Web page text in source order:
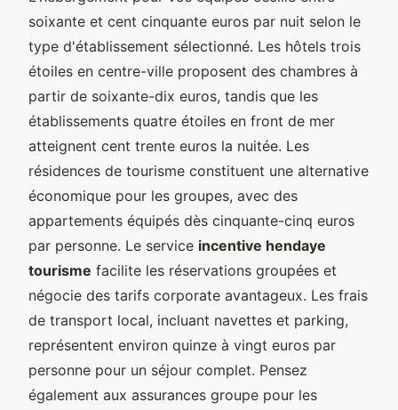
soixante et cent cinquante euros par nuit selon le
type d'établissement sélectionné. Les hôtels trois
étoiles en centre-ville proposent des chambres à
partir de soixante-dix euros, tandis que les
établissements quatre étoiles en front de mer
atteignent cent trente euros la nuitée. Les
résidences de tourisme constituent une alternative
économique pour les groupes, avec des
appartements équipés dès cinquante-cinq euros
par personne. Le service incentive hendaye
tourisme facilite les réservations groupées et
négocie des tarifs corporate avantageux. Les frais
de transport local, incluant navettes et parking,
représentent environ quinze à vingt euros par
personne pour un séjour complet. Pensez
également aux assurances groupe pour les